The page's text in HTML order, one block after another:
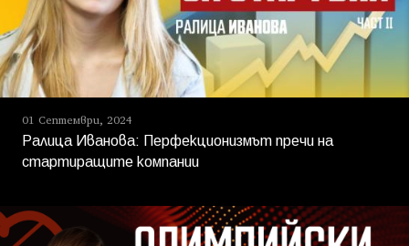
01 Септември, 2024
Ралица Иванова: Перфекционизмът пречи на
стартиращите компании